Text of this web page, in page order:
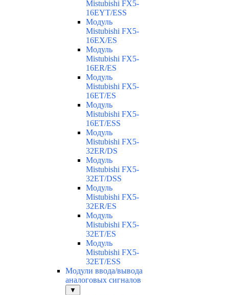
Mistubishi FX5-
16EYT/ESS
Модуль
Mistubishi FX5-
16EX/ES
Модуль
Mistubishi FX5-
16ER/ES
Модуль
Mistubishi FX5-
16ET/ES
Модуль
Mistubishi FX5-
16ET/ESS
Модуль
Mistubishi FX5-
32ER/DS
Модуль
Mistubishi FX5-
32ET/DSS
Модуль
Mistubishi FX5-
32ER/ES
Модуль
Mistubishi FX5-
32ET/ES
Модуль
Mistubishi FX5-
32ET/ESS
Модули ввода/вывода
аналоговых сигналов
▼